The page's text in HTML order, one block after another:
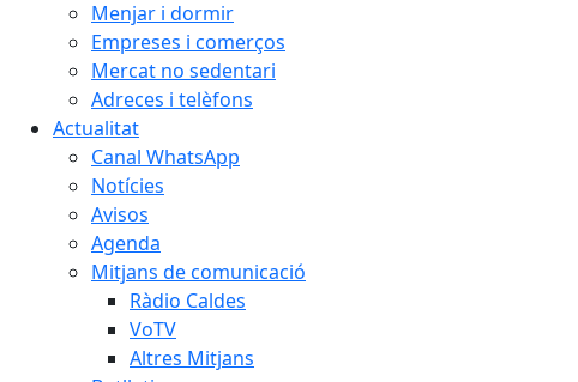
Menjar i dormir
Empreses i comerços
Mercat no sedentari
Adreces i telèfons
Actualitat
Canal WhatsApp
Notícies
Avisos
Agenda
Mitjans de comunicació
Ràdio Caldes
VoTV
Altres Mitjans